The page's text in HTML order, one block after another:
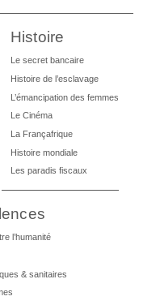
Histoire
Le secret bancaire
Histoire de l’esclavage
L’émancipation des femmes
Le Cinéma
La Françafrique
Histoire mondiale
Les paradis fiscaux
l’humanité
& sanitaires